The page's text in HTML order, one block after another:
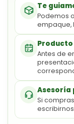
Te
Podemos
empaque,
Antes de
Asesoría
Si